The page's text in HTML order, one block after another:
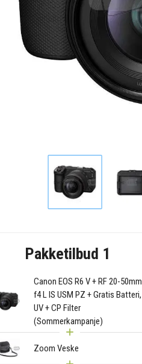
Pakketilbud 1
Canon EOS R6 V + RF 20-50mm
f4 L IS USM PZ + Gratis Batteri,
UV + CP Filter
(Sommerkampanje)
Zoom Veske